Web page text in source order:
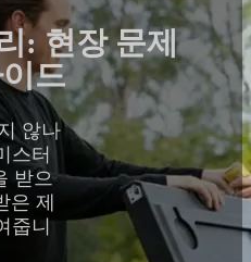
: 현장 문제
드
않나
스터
받으
은 제
줍니